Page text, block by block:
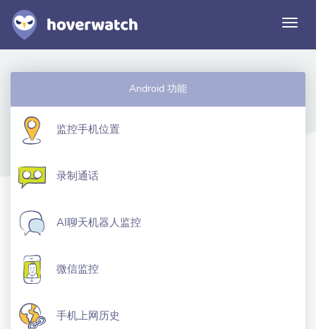
切
航
功能
Android 功能
监控手机位置
录制通话
AI聊天机器人监控
微信监控
手机上网历史